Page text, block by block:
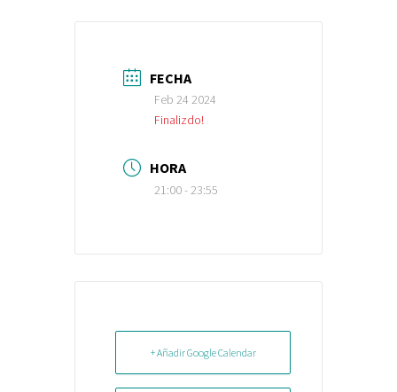
FECHA
Feb 24 2024
Finalizdo!
HORA
21:00 - 23:55
+ Añadir Google Calendar